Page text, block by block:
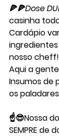
🍕🍕Dose
casinha
Cardápio
nosso cheff!
Aqui a
Insumos de
os
☝️😎Nossa
SEMPRE de